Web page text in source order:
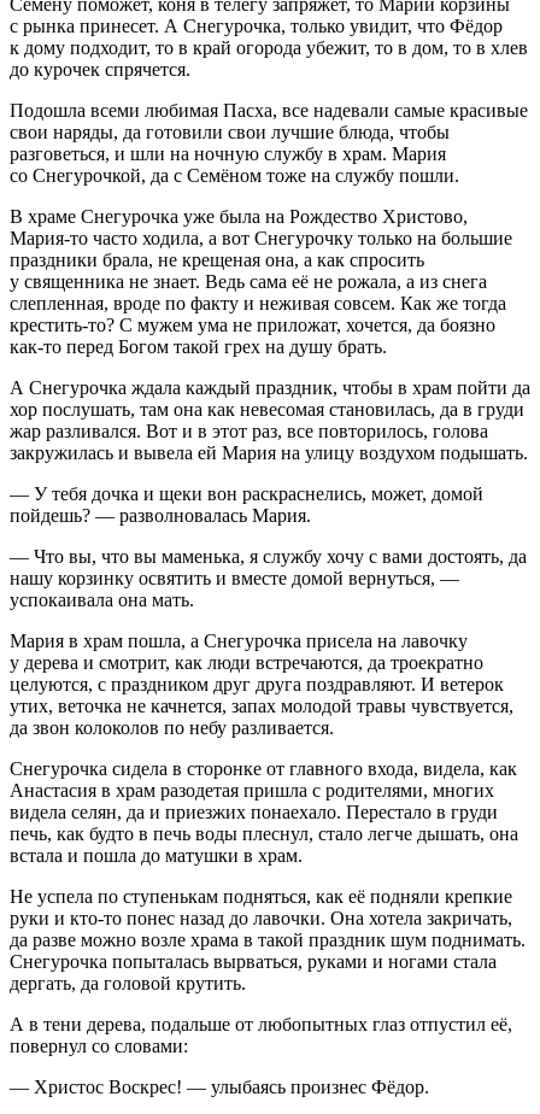
с рынка принесет. А Снегурочка, только увидит, что Фёдор
к дому подходит, то в край огорода убежит, то в дом, то в хлев
до курочек спрячется.
Подошла всеми любимая Пасха, все надевали самые красивые
свои наряды, да готовили свои лучшие блюда, чтобы
разговеться, и шли на ночную службу в храм. Мария
со Снегурочкой, да с Семёном тоже на службу пошли.
В храме Снегурочка уже была на Рождество Христово,
Мария-то часто ходила, а вот Снегурочку только на большие
праздники брала, не крещеная она, а как спросить
у священника не знает. Ведь сама её не рожала, а из снега
слепленная, вроде по факту и неживая совсем. Как же тогда
крестить-то? С мужем ума не приложат, хочется, да боязно
как-то перед Богом такой грех на душу брать.
А Снегурочка ждала каждый праздник, чтобы в храм пойти да
хор послушать, там она как невесомая становилась, да в груди
жар разливался. Вот и в этот раз, все повторилось, голова
закружилась и вывела ей Мария на улицу воздухом подышать.
— У тебя дочка и щеки вон раскраснелись, может, домой
пойдешь? — разволновалась Мария.
— Что вы, что вы маменька, я службу хочу с вами достоять, да
нашу корзинку освятить и вместе домой вернуться, —
успокаивала она мать.
Мария в храм пошла, а Снегурочка присела на лавочку
у дерева и смотрит, как люди встречаются, да троекратно
целуются, с праздником друг друга поздравляют. И ветерок
утих, веточка не качнется, запах молодой травы чувствуется,
да звон колоколов по небу разливается.
Снегурочка сидела в сторонке от главного входа, видела, как
Анастасия в храм разодетая пришла с родителями, многих
видела селян, да и приезжих понаехало. Перестало в груди
печь, как будто в печь воды плеснул, стало легче дышать, она
встала и пошла до матушки в храм.
Не успела по ступенькам подняться, как её подняли крепкие
руки и кто-то понес назад до лавочки. Она хотела закричать,
да разве можно возле храма в такой праздник шум поднимать.
Снегурочка попыталась вырваться, руками и ногами стала
дергать, да головой крутить.
А в тени дерева, подальше от любопытных глаз отпустил её,
повернул со словами:
— Христос Воскрес! — улыбаясь произнес Фёдор.